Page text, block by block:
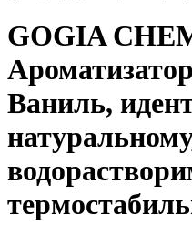
GOGIA
Ваниль,